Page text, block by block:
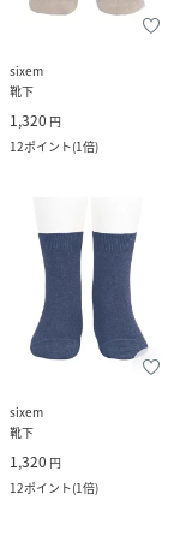
sixem
靴下
1,320 円
12ポイント(1倍)
sixem
靴下
1,320 円
12ポイント(1倍)